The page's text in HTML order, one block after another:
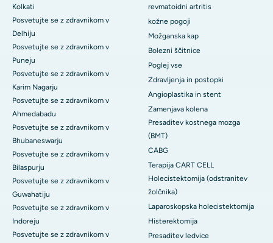
Kolkati
Posvetujte se z zdravnikom v
Delhiju
Posvetujte se z zdravnikom v
Puneju
Posvetujte se z zdravnikom v
Karim Nagarju
Posvetujte se z zdravnikom v
Ahmedabadu
Posvetujte se z zdravnikom v
Bhubaneswarju
Posvetujte se z zdravnikom v
Bilaspurju
Posvetujte se z zdravnikom v
Guwahatiju
Posvetujte se z zdravnikom v
Indoreju
Posvetujte se z zdravnikom v
revmatoidni artritis
kožne pogoji
Možganska kap
Bolezni ščitnice
Poglej vse
Zdravljenja in postopki
Angioplastika in stent
Zamenjava kolena
Presaditev kostnega mozga
(BMT)
CABG
Terapija CART CELL
Holecistektomija (odstranitev
žolčnika)
Laparoskopska holecistektomija
Histerektomija
Presaditev ledvice